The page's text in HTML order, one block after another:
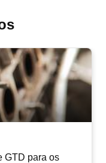
GTD para os